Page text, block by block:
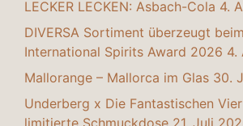
LECKER LECKEN: Asbach-Cola 4.
DIVERSA Sortiment überzeugt
International Spirits Award 2026 4.
Mallorange – Mallorca im Glas 30.
Underberg x Die Fantastischen